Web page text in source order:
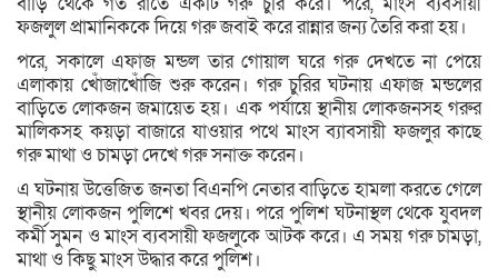
ফজলুল প্রামানিককে দিয়ে গরু জবাই করে রান্নার জন্য তৈরি করা হয়।
পরে, সকালে এফাজ মন্ডল তার গোয়াল ঘরে গরু দেখতে না পেয়ে
এলাকায় খোঁজাখোঁজি শুরু করেন। গরু চুরির ঘটনায় এফাজ মন্ডলের
বাড়িতে লোকজন জমায়েত হয়। এক পর্যায়ে স্থানীয় লোকজনসহ গরুর
মালিকসহ কয়ড়া বাজারে যাওয়ার পথে মাংস ব্যাবসায়ী ফজলুর কাছে
গরু মাথা ও চামড়া দেখে গরু সনাক্ত করেন।
এ ঘটনায় উত্তেজিত জনতা বিএনপি নেতার বাড়িতে হামলা করতে গেলে
স্থানীয় লোকজন পুলিশে খবর দেয়। পরে পুলিশ ঘটনাস্থল থেকে যুবদল
কর্মী সুমন ও মাংস ব্যবসায়ী ফজলুকে আটক করে। এ সময় গরু চামড়া,
মাথা ও কিছু মাংস উদ্ধার করে পুলিশ।